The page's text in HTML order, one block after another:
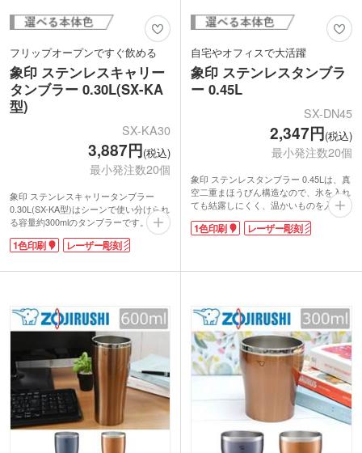
フリップオープンですぐ飲める
象印 ステンレスキャリー
タンブラー 0.30L(SX-KA
型)
SX-KA30
3,887円(税込)
最小発注数20個
象印 ステンレスキャリータンブラー
0.30L(SX-KA型)はシーンで使い分けられ
る容量約300mlのタンブラーです。直飲
みできるフタを付ければ外出時でも使え
ます。滑らかな丸い飲み口で香りを楽し
造で保冷温性もバッチリです。飲み物を
印刷は1色・レーザー彫刻印刷に対応し
ています。特にレーザー彫刻は高級感が
あり、特別な記念品にオススメ!本体は
マットな質感で、トレンドのくすみカラ
ー。ファッション感覚でおしゃれに使え
ます。
1色印刷 レーザー彫刻
自宅やオフィスで大活躍
象印 ステンレスタンブラ
ー 0.45L
SX-DN45
2,347円(税込)
最小発注数20個
象印 ステンレスタンブラー 0.45Lは、真
空二重まほうびん構造なので、氷を入れ
ても結露しにくく、温かいものを入れて
450mlの大きめサイズで、飲み頃を保っ
の曲線も美しく、手に優しくフィットし
は贈る側ももらう側も気持ちが上がりま
すね。象のワンポイントもおしゃれで
す。名入れをして、お店や会社のロゴを
印刷してオープン記念・周年記念などに
いかかですか。
1色印刷 レーザー彫刻